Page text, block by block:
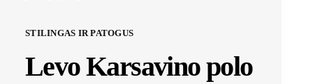
STILINGAS IR PATOGUS
Levo Karsavino polo